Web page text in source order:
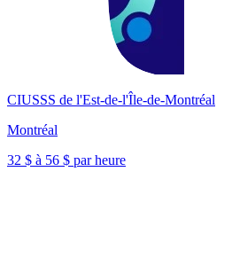
CIUSSS de l'Est-de-l'Île-de-Montréal
Montréal
32 $ à 56 $ par heure